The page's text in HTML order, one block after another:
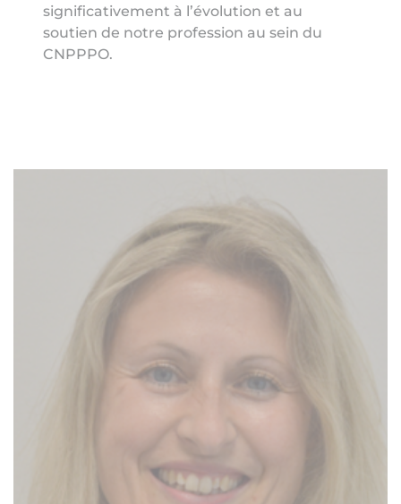
significativement à l’évolution et au
soutien de notre profession au sein du
CNPPPO.